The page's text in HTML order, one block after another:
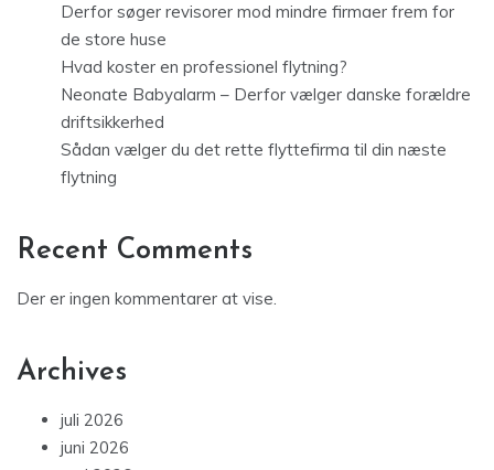
Derfor søger revisorer mod mindre firmaer frem for
de store huse
Hvad koster en professionel flytning?
Neonate Babyalarm – Derfor vælger danske forældre
driftsikkerhed
Sådan vælger du det rette flyttefirma til din næste
flytning
Recent Comments
Der er ingen kommentarer at vise.
Archives
juli 2026
juni 2026